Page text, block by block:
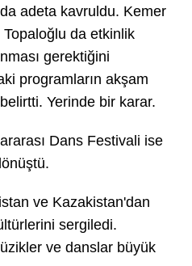
adeta kavruldu. Kemer
da etkinlik
gerektiğini
programların akşam
Yerinde bir karar.
Dans Festivali ise
ve Kazakistan'dan
sergiledi.
ve danslar büyük